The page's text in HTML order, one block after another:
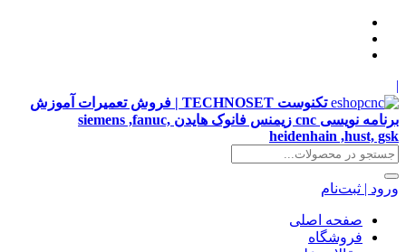
|
تکنوست TECHNOSET | فروش تعمیرات آموزش
برنامه نویسی cnc زیمنس فانوک هایدن siemens ,fanuc,
heidenhain ,hust, gsk
ورود | ثبت‌نام
صفحه اصلی
فروشگاه